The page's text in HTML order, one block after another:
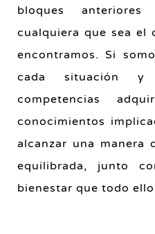
bloques
cualquiera que sea el
encontramos. Si
cada situación
competencias
conocimientos
alcanzar una manera
equilibrada, junto
bienestar que todo